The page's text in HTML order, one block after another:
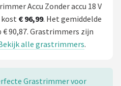
Accu Zonder accu 18 V
kost € 96,99. Het gemiddelde
90,87. Grastrimmers zijn
alle grastrimmers.
Grastrimmer voor